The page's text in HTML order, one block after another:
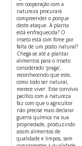
em cooperação com a
natureza procurará
compreender o porque
deste ataque. A planta
está enfraquecida? O
inseto está com fome por
falta de um posto natural?
Chega-se até a plantar
alimentos para o inseto
considerado ‘praga’,
reconhecendo que este,
como todo ser natural,
merece viver. Este convívio
pacífico com a natureza
faz com que o agricultor
não precise mais declarar
guerra química na sua
propriedade, produzindo
assim alimentos de
qualidade e limpos, sem